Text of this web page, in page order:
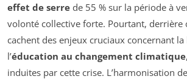
effet de serre de 55 % sur la période à
volonté collective forte. Pourtant, derrière
cachent des enjeux cruciaux concernant la
l’éducation au changement climatique
induites par cette crise. L’harmonisation